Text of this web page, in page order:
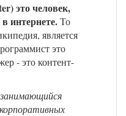
это человек,
То
является
это
- это контент-